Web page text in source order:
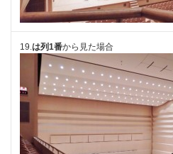
19.は列1番から見た場合